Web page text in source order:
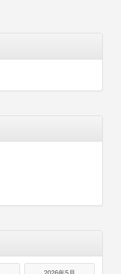
2026年5月